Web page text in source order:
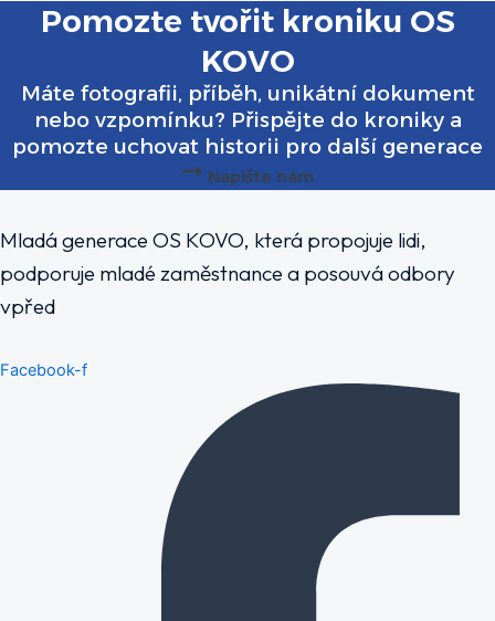
Pomozte tvořit kroniku OS
KOVO
Máte fotografii, příběh, unikátní dokument
nebo vzpomínku? Přispějte do kroniky a
pomozte uchovat historii pro další generace
Napište nám
Mladá generace OS KOVO, která propojuje lidi,
podporuje mladé zaměstnance a posouvá odbory
vpřed
Facebook-f